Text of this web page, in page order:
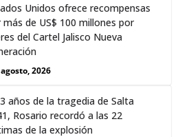
Unidos ofrece recompensas
más de US$ 100 millones por
del Cartel Jalisco Nueva
2026
años de la tragedia de Salta
Rosario recordó a las 22
de la explosión